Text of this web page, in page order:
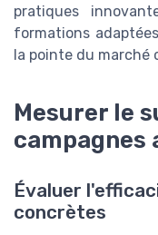
pratiques
formations
la pointe du
Mesurer le
campagnes
Évaluer
concrètes